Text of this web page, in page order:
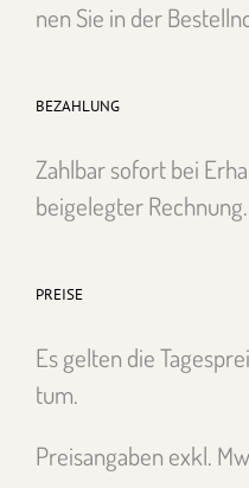
nen Sie in der
BEZAHLUNG
Zahlbar sofort bei
beigelegter Rech­nung.
PREISE
Es gel­ten die
tum.
Preisangaben exkl.